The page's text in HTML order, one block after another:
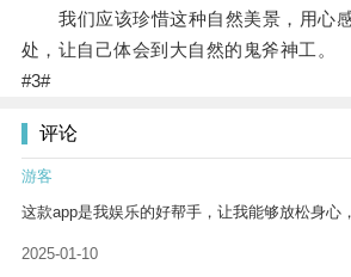
我们应该珍惜这种自然美景，用心感
处，让自己体会到大自然的鬼斧神工。
#3#
评论
游客
这款app是我娱乐的好帮手，让我能够放松身心
2025-01-10